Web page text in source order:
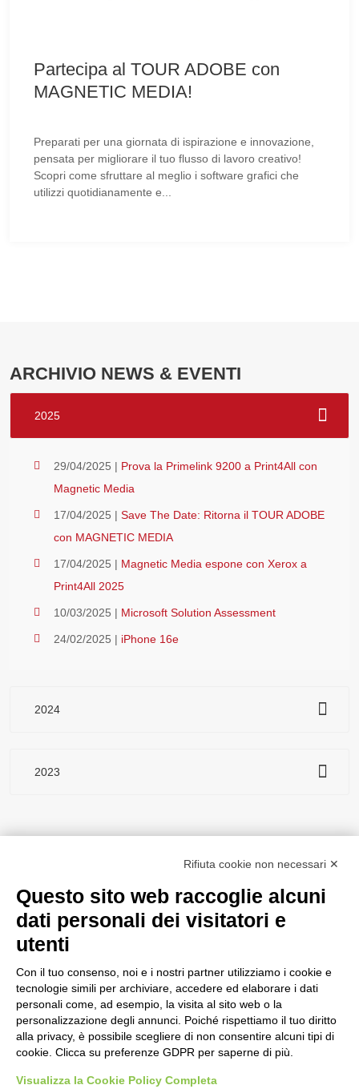
Partecipa al TOUR ADOBE con
MAGNETIC MEDIA!
Preparati per una giornata di ispirazione e innovazione,
pensata per migliorare il tuo flusso di lavoro creativo!
Scopri come sfruttare al meglio i software grafici che
utilizzi quotidianamente e...
ARCHIVIO NEWS & EVENTI
2025
29/04/2025 | Prova la Primelink 9200 a Print4All con
Magnetic Media
17/04/2025 | Save The Date: Ritorna il TOUR ADOBE
con MAGNETIC MEDIA
17/04/2025 | Magnetic Media espone con Xerox a
Print4All 2025
10/03/2025 | Microsoft Solution Assessment
24/02/2025 | iPhone 16e
2024
2023
P.IVA 02330030129 | CAPITALE I.V. €100.000
Copyright © 2025 | Magnetic Media Busto Arsizio srl - 21052 Busto
Arsizio (VA) via Torino, 15 | Email.
33.21.86 | Fax 0331 67.00.57 |
Tutti i diritti riservati - Credits
NEWSLETTER
Rifiuta cookie non necessari ✕
Questo sito web raccoglie alcuni
dati personali dei visitatori e
utenti
Con il tuo consenso, noi e i nostri partner utilizziamo i cookie e
tecnologie simili per archiviare, accedere ed elaborare i dati
personali come, ad esempio, la visita al sito web o la
personalizzazione degli annunci. Poiché rispettiamo il tuo diritto
alla privacy, è possibile scegliere di non consentire alcuni tipi di
cookie. Clicca su preferenze GDPR per saperne di più.
Visualizza la Cookie Policy Completa